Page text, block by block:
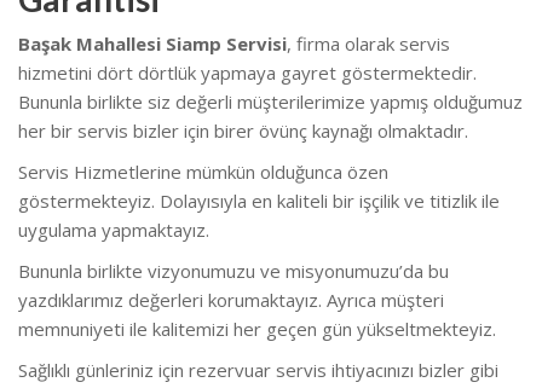
Başak Mahallesi Siamp Servisi, firma olarak servis
hizmetini dört dörtlük yapmaya gayret göstermektedir.
Bununla birlikte siz değerli müşterilerimize yapmış olduğumuz
her bir servis bizler için birer övünç kaynağı olmaktadır.
Servis Hizmetlerine mümkün olduğunca özen
göstermekteyiz. Dolayısıyla en kaliteli bir işçilik ve titizlik ile
uygulama yapmaktayız.
Bununla birlikte vizyonumuzu ve misyonumuzu’da bu
yazdıklarımız değerleri korumaktayız. Ayrıca müşteri
memnuniyeti ile kalitemizi her geçen gün yükseltmekteyiz.
Sağlıklı günleriniz için rezervuar servis ihtiyacınızı bizler gibi